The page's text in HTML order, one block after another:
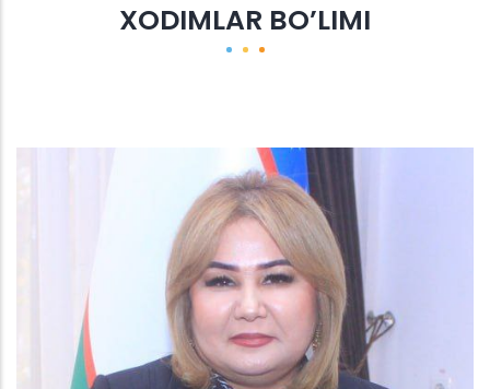
XODIMLAR BO’LIMI